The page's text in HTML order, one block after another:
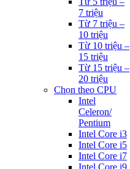
7 triệu
Từ 7 triệu –
10 triệu
Từ 10 triệu –
15 triệu
Từ 15 triệu –
20 triệu
Chọn theo CPU
Intel
Celeron/
Pentium
Intel Core i3
Intel Core i5
Intel Core i7